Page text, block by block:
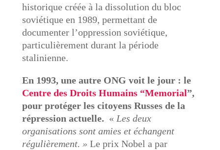
historique créée à la dissolution du bloc
soviétique en 1989, permettant de
documenter l’oppression soviétique,
particulièrement durant la période
stalinienne.
En 1993, une autre ONG voit le jour : le
Centre des Droits Humains “Memorial”,
pour protéger les citoyens Russes de la
répression actuelle. « Les deux
organisations sont amies et échangent
régulièrement. » Le prix Nobel a par